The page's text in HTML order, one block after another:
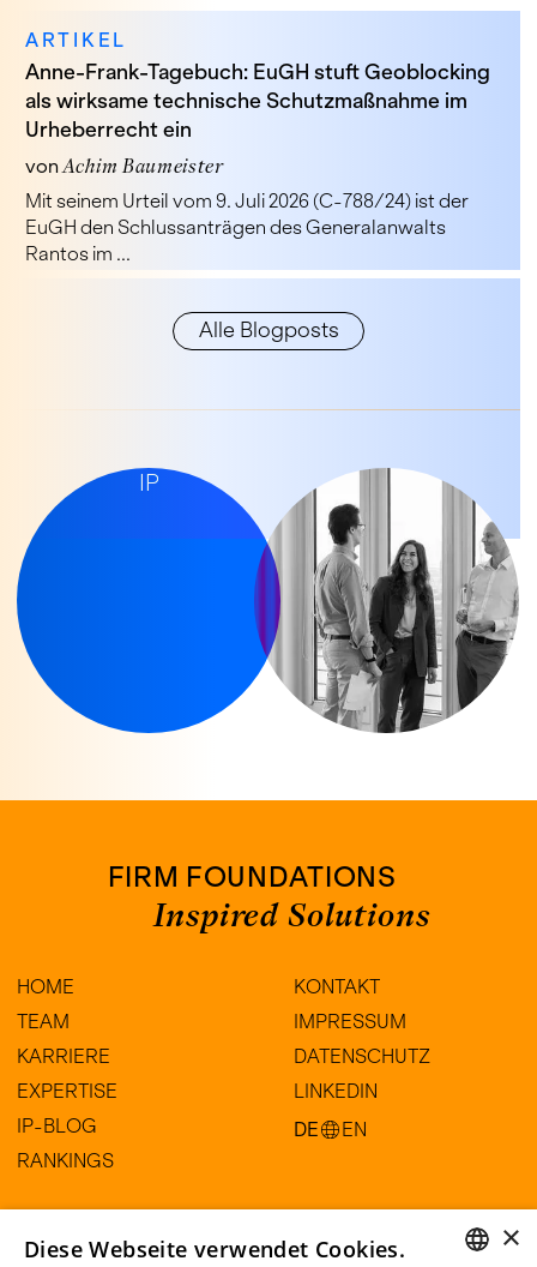
ARTIKEL
Anne-Frank-Tagebuch: EuGH stuft Geoblocking
als wirksame technische Schutzmaßnahme im
Urheberrecht ein
von Achim Baumeister
Mit seinem Urteil vom 9. Juli 2026 (C-788/24) ist der
EuGH den Schlussanträgen des Generalanwalts
Rantos im ...
Alle Blogposts
IP
FIRM FOUNDATIONS
Inspired Solutions
HOME
TEAM
KARRIERE
EXPERTISE
IP-BLOG
RANKINGS
KONTAKT
IMPRESSUM
DATENSCHUTZ
LINKEDIN
DE
EN
HARTE-BAVENDAMM Rechtsanwälte
×
Diese Webseite verwendet Cookies.